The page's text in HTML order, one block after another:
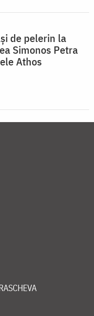
de pelerin la
Simonos Petra
Athos